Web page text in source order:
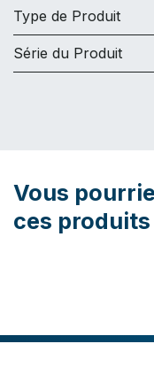
Type de Produit
Série du Produit
Vous
ces produits